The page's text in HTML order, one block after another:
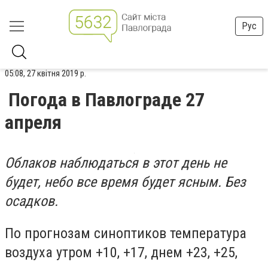
Рус
05:08, 27 квітня 2019 р.
Погода в Павлограде 27
апреля
Облаков наблюдаться в этот день не
будет, небо все время будет ясным. Без
осадков.
По прогнозам синоптиков температура
воздуха утром +10, +17, днем +23, +25,